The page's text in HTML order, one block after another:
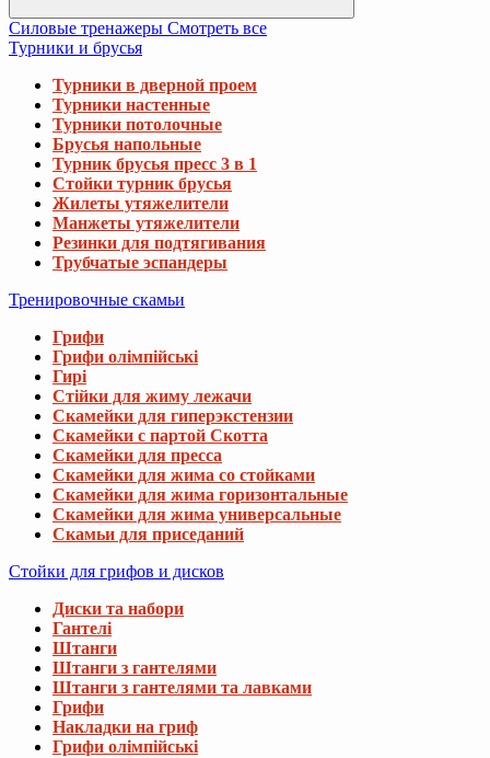
Силовые тренажеры Смотреть все
Турники и брусья
Турники в дверной проем
Турники настенные
Турники потолочные
Брусья напольные
Турник брусья пресс 3 в 1
Стойки турник брусья
Жилеты утяжелители
Манжеты утяжелители
Резинки для подтягивания
Трубчатые эспандеры
Тренировочные скамьи
Грифи
Грифи олімпійські
Гирі
Стійки для жиму лежачи
Скамейки для гиперэкстензии
Скамейки с партой Скотта
Скамейки для пресса
Скамейки для жима со стойками
Скамейки для жима горизонтальные
Скамейки для жима универсальные
Скамьи для приседаний
Стойки для грифов и дисков
Диски та набори
Гантелі
Штанги
Штанги з гантелями
Штанги з гантелями та лавками
Грифи
Накладки на гриф
Грифи олімпійські